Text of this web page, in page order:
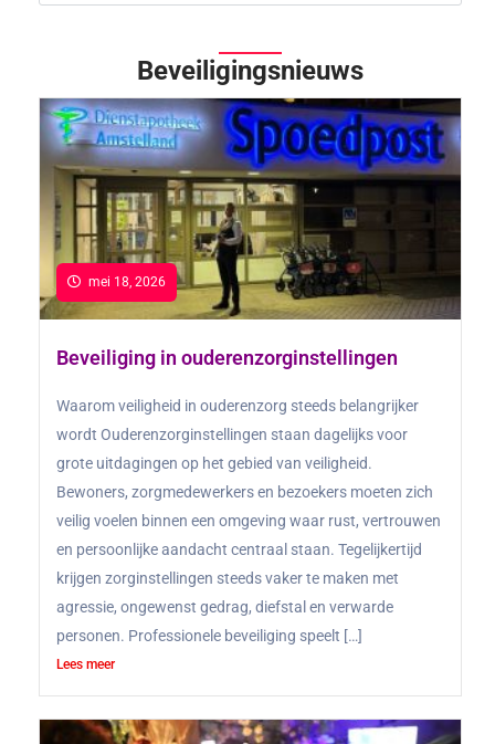
Beveiligingsnieuws
Beveiliging in ouderenzorginstellingen
mei 18, 2026
Waarom veiligheid in ouderenzorg steeds belangrijker
wordt Ouderenzorginstellingen staan dagelijks voor
grote uitdagingen op het gebied van veiligheid.
Bewoners, zorgmedewerkers en bezoekers moeten zich
veilig voelen binnen een omgeving waar rust, vertrouwen
en persoonlijke aandacht centraal staan. Tegelijkertijd
krijgen zorginstellingen steeds vaker te maken met
agressie, ongewenst gedrag, diefstal en verwarde
personen. Professionele beveiliging speelt […]
Lees meer